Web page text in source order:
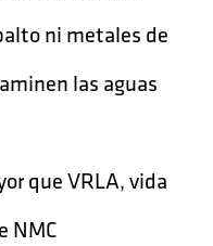
ni metales de
las aguas
que VRLA, vida
NMC